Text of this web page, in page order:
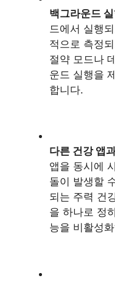
백그라운드
드에서 실행
적으로 측정
절약 모드나
운드 실행을
합니다.
다른 건강 앱
앱을 동시에
돌이 발생할
되는 주력 건
을 하나로 정
능을 비활성